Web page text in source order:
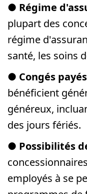
● Régime
plupart des
régime
santé, les soins
● Congés payés
bénéficient
généreux,
des jours fériés.
● Possibilités
employés à se